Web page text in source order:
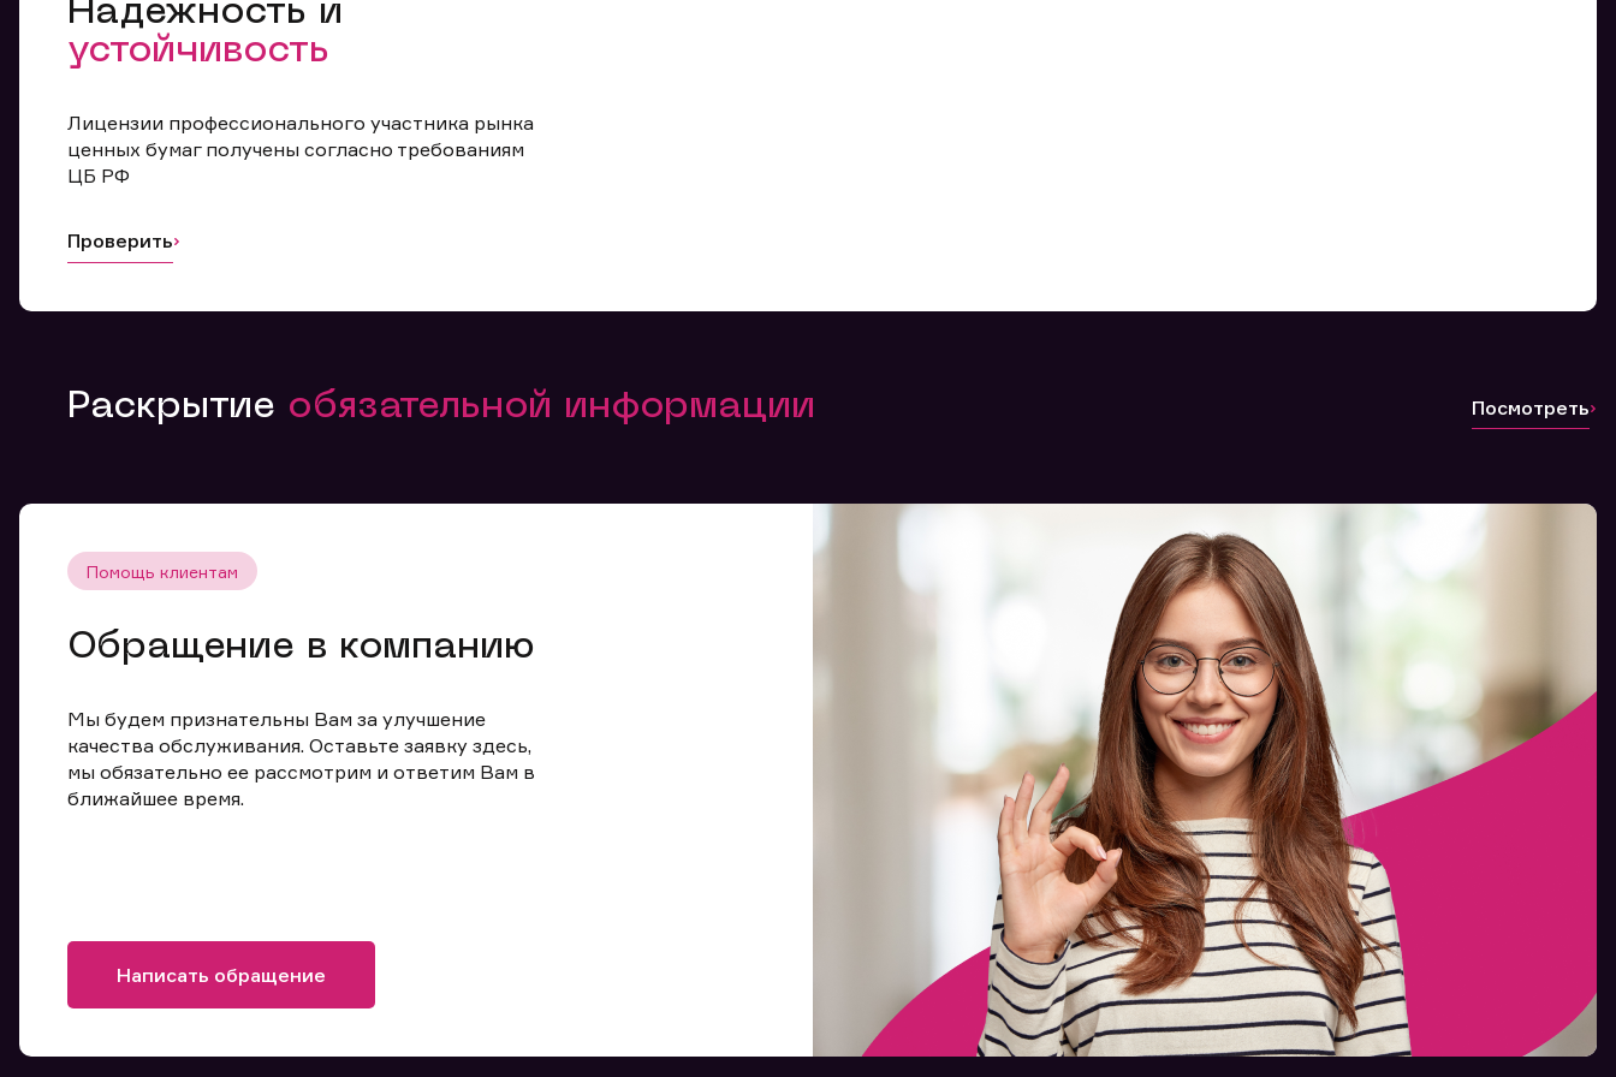
Надежность и
устойчивость
Лицензии профессионального участника рынка
ценных бумаг получены согласно требованиям
ЦБ РФ
Проверить
Раскрытие обязательной информации Посмотреть
Помощь клиентам
Обращение в компанию
Мы будем признательны Вам за улучшение
качества обслуживания. Оставьте заявку здесь,
мы обязательно ее рассмотрим и ответим Вам в
ближайшее время.
Написать обращение